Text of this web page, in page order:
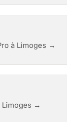
à Limoges →
Limoges →